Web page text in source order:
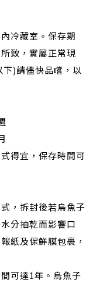
冷藏室。保存期
致，實屬正常現
)請儘快品嚐，以
得宜，保存時間可
，拆封後若烏魚子
分抽乾而影響口
紙及保鮮膜包裹，
可達1年。烏魚子